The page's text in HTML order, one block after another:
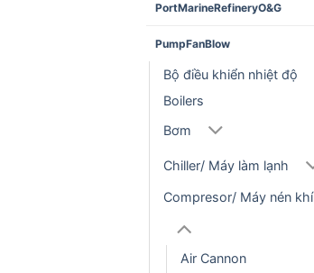
PortMarineRefineryO&G
PumpFanBlow
Bộ điều khiển nhiệt độ
Boilers
Bơm
Chiller/ Máy làm lạnh
Compresor/ Máy nén khí
Air Cannon